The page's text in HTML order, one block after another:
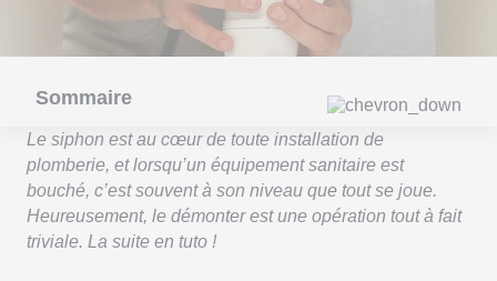
Sommaire
Le siphon est au cœur de toute installation de
plomberie, et lorsqu’un équipement sanitaire est
bouché, c’est souvent à son niveau que tout se joue.
Heureusement, le démonter est une opération tout à fait
triviale. La suite en tuto !